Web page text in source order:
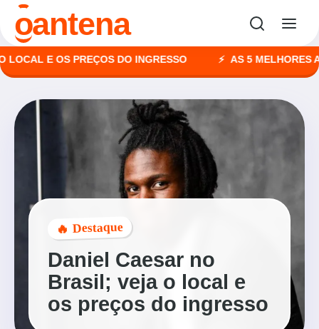
oantena
E OS PREÇOS DO INGRESSO AS 5 MELHORES
🔥 Destaque
Daniel Caesar no
Brasil; veja o local e
os preços do ingresso